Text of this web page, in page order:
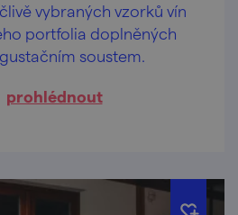
vybraných vzorků vín
portfolia doplněných
soustem.
prohlédnout